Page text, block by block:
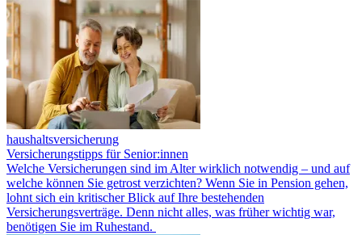
haushaltsversicherung
Versicherungstipps für Senior:innen
Welche Versicherungen sind im Alter wirklich notwendig – und auf
welche können Sie getrost verzichten? Wenn Sie in Pension gehen,
lohnt sich ein kritischer Blick auf Ihre bestehenden
Versicherungsverträge. Denn nicht alles, was früher wichtig war,
benötigen Sie im Ruhestand.